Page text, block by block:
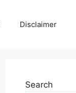
Disclaimer
Search